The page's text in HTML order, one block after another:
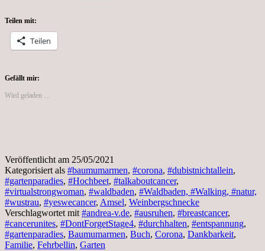
Teilen mit:
Teilen
Gefällt mir:
Wird geladen …
Veröffentlicht am 25/05/2021
Kategorisiert als #baumumarmen, #corona, #dubistnichtallein,
#gartenparadies, #Hochbeet, #talkaboutcancer,
#virtualstrongwoman, #waldbaden, #Waldbaden, #Walking, #natur,
#wustrau, #yeswecancer, Amsel, Weinbergschnecke
Verschlagwortet mit#andrea-v.de, #ausruhen, #breastcancer,
#cancerunites, #DontForgetStage4, #durchhalten, #entspannung,
#gartenparadies, Baumumarmen, Buch, Corona, Dankbarkeit,
Familie, Fehrbellin, Garten